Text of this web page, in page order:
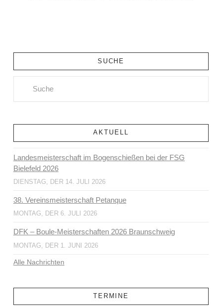
SUCHE
AKTUELL
Landesmeisterschaft im Bogenschießen bei der FSG
Bielefeld 2026
DIENSTAG, DER 14. JULI 2026
38. Vereinsmeisterschaft Petanque
MONTAG, DER 6. JULI 2026
DFK – Boule-Meisterschaften 2026 Braunschweig
MONTAG, DER 1. JUNI 2026
Alle Nachrichten
TERMINE